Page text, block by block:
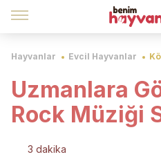
Hayvanlar Evcil Hayvanlar
Uzmanlara
Rock Müziği
3 dakika